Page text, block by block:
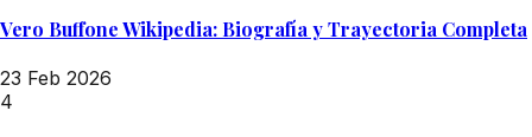
Vero Buffone Wikipedia: Biografía y Trayectoria Completa
23 Feb 2026
4